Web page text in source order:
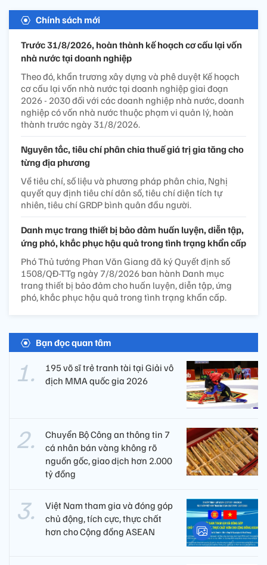
Chính sách mới
Trước 31/8/2026, hoàn thành kế hoạch cơ cấu lại vốn
nhà nước tại doanh nghiệp
Theo đó, khẩn trương xây dựng và phê duyệt Kế hoạch
cơ cấu lại vốn nhà nước tại doanh nghiệp giai đoạn
2026 - 2030 đối với các doanh nghiệp nhà nước, doanh
nghiệp có vốn nhà nước thuộc phạm vi quản lý, hoàn
thành trước ngày 31/8/2026.
Nguyên tắc, tiêu chí phân chia thuế giá trị gia tăng cho
từng địa phương
Về tiêu chí, số liệu và phương pháp phân chia, Nghị
quyết quy định tiêu chí dân số, tiêu chí diện tích tự
nhiên, tiêu chí GRDP bình quân đầu người.
Danh mục trang thiết bị bảo đảm huấn luyện, diễn tập,
ứng phó, khắc phục hậu quả trong tình trạng khẩn cấp
Phó Thủ tướng Phan Văn Giang đã ký Quyết định số
1508/QĐ-TTg ngày 7/8/2026 ban hành Danh mục
trang thiết bị bảo đảm cho huấn luyện, diễn tập, ứng
phó, khắc phục hậu quả trong tình trạng khẩn cấp.
Bạn đọc quan tâm
195 võ sĩ trẻ tranh tài tại Giải vô
địch MMA quốc gia 2026
Chuyển Bộ Công an thông tin 7
cá nhân bán vàng không rõ
nguồn gốc, giao dịch hơn 2.000
tỷ đồng
Việt Nam tham gia và đóng góp
chủ động, tích cực, thực chất
hơn cho Cộng đồng ASEAN